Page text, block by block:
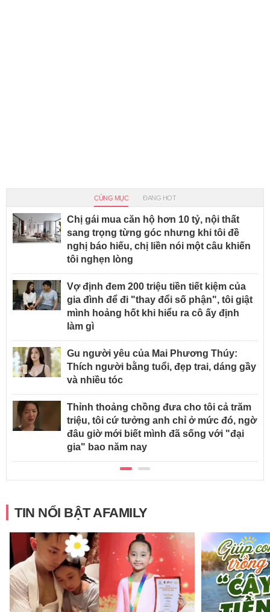
CÙNG MỤC ĐANG HOT
Chị gái mua căn hộ hơn 10 tỷ, nội thất
sang trọng từng góc nhưng khi tôi đề
nghị báo hiếu, chị liền nói một câu khiến
tôi nghẹn lòng
Vợ định đem 200 triệu tiền tiết kiệm của
gia đình để đi "thay đổi số phận", tôi giật
mình hoảng hốt khi hiểu ra cô ấy định
làm gì
Gu người yêu của Mai Phương Thúy:
Thích người bằng tuổi, đẹp trai, dáng gầy
và nhiều tóc
Thỉnh thoảng chồng đưa cho tôi cả trăm
triệu, tôi cứ tưởng anh chỉ ở mức đó, ngờ
đâu giờ mới biết mình đã sống với "đại
gia" bao năm nay
TIN NỔI BẬT AFAMILY